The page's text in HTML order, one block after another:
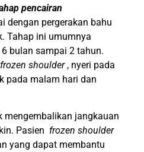
pencairan
dengan pergerakan bahu
Tahap ini umumnya
bulan sampai 2 tahun.
frozen shoulder, nyeri pada
pada malam hari dan
mengembalikan jangkauan
Pasien frozen shoulder
yang dapat membantu